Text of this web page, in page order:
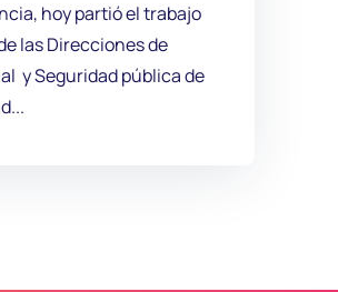
hoy partió el trabajo
las Direcciones de
y Seguridad pública de